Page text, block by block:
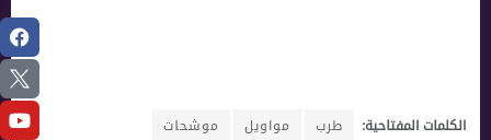
الكلمات المفتاحية: طرب مواويل موشحات